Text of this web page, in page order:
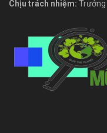
Chịu trách nhiệm: Trưởng